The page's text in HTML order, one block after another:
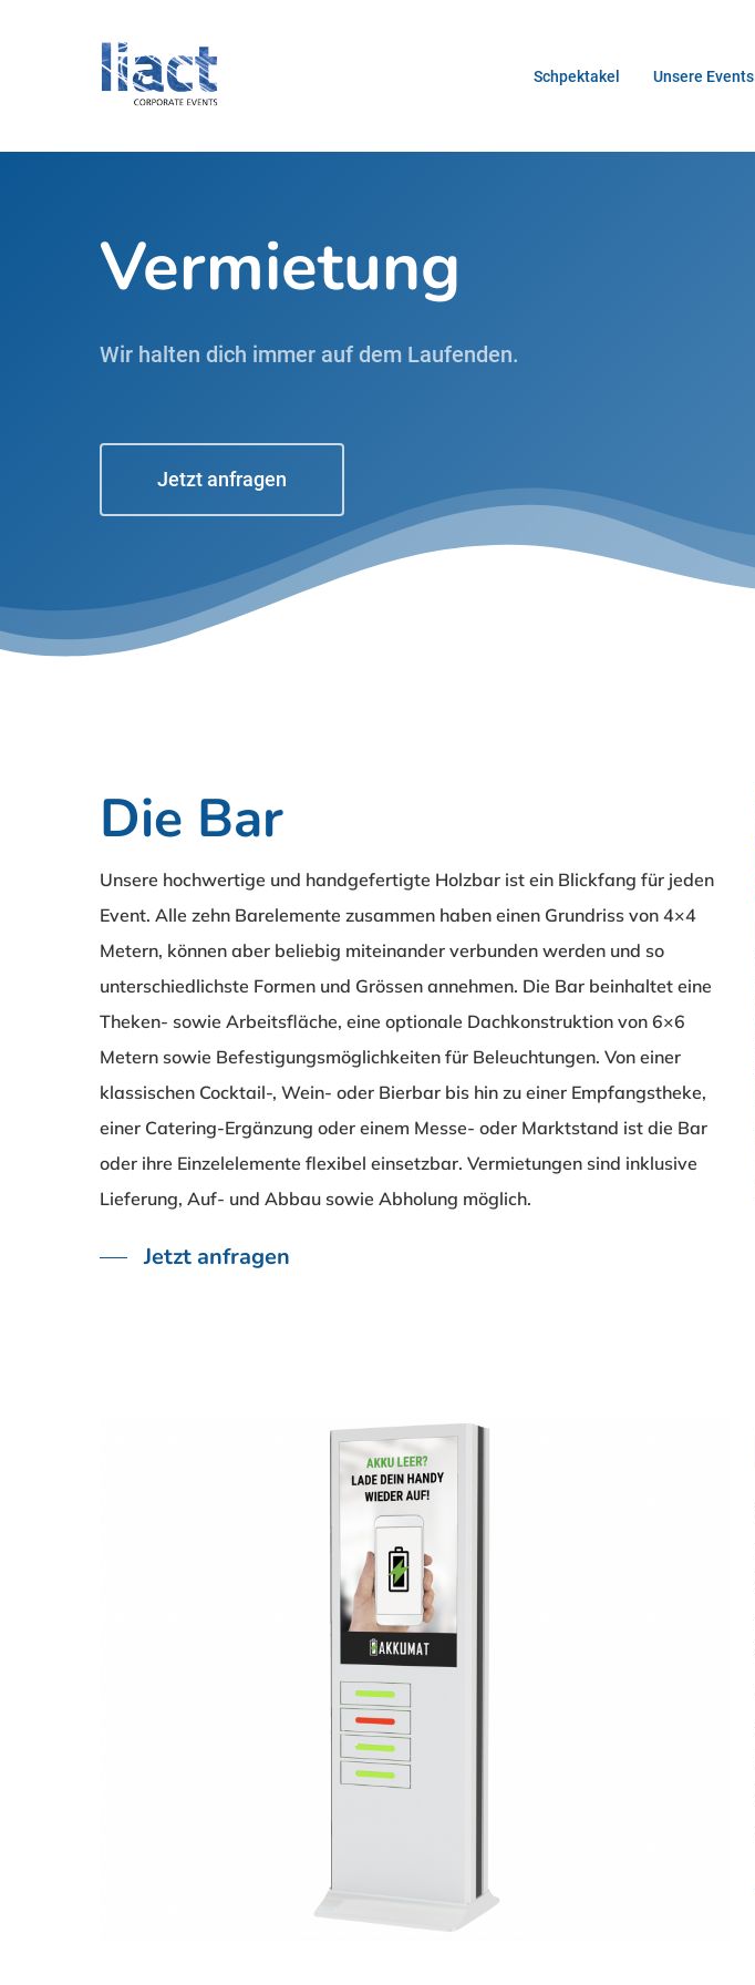
Schpektakel Unsere Events
Vermietung
Wir halten dich immer auf dem Laufenden.
Jetzt anfragen
Die Bar
Unsere hochwertige und handgefertigte Holzbar ist ein Blickfang für jeden
Event. Alle zehn Barelemente zusammen haben einen Grundriss von 4×4
Metern, können aber beliebig miteinander verbunden werden und so
unterschiedlichste Formen und Grössen annehmen. Die Bar beinhaltet eine
Theken- sowie Arbeitsfläche, eine optionale Dachkonstruktion von 6×6
Metern sowie Befestigungsmöglichkeiten für Beleuchtungen. Von einer
klassischen Cocktail-, Wein- oder Bierbar bis hin zu einer Empfangstheke,
einer Catering-Ergänzung oder einem Messe- oder Marktstand ist die Bar
oder ihre Einzelelemente flexibel einsetzbar. Vermietungen sind inklusive
Lieferung, Auf- und Abbau sowie Abholung möglich.
Jetzt anfragen